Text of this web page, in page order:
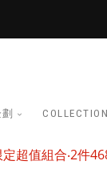
COLLECTION
定超值組合‧2件